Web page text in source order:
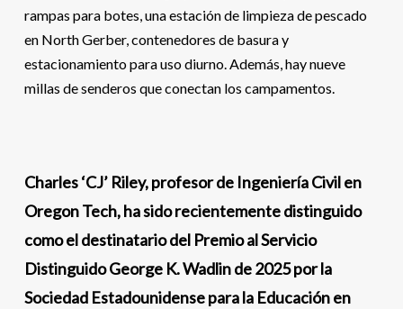
rampas para botes, una estación de limpieza de pescado
en North Gerber, contenedores de basura y
estacionamiento para uso diurno. Además, hay nueve
millas de senderos que conectan los campamentos.
Charles ‘CJ’ Riley, profesor de Ingeniería Civil en
Oregon Tech, ha sido recientemente distinguido
como el destinatario del Premio al Servicio
Distinguido George K. Wadlin de 2025 por la
Sociedad Estadounidense para la Educación en